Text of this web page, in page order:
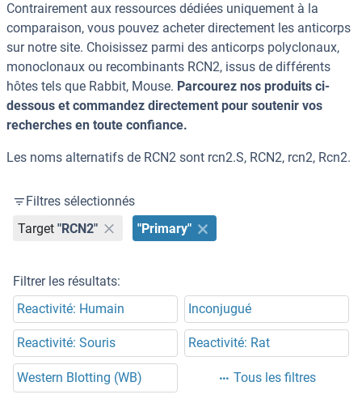
Contrairement aux ressources dédiées uniquement à la
comparaison, vous pouvez acheter directement les anticorps
sur notre site. Choisissez parmi des anticorps polyclonaux,
monoclonaux ou recombinants RCN2, issus de différents
hôtes tels que Rabbit, Mouse. Parcourez nos produits ci-
dessous et commandez directement pour soutenir vos
recherches en toute confiance.
Les noms alternatifs de RCN2 sont rcn2.S, RCN2, rcn2, Rcn2.
Filtres sélectionnés
Target "RCN2" "Primary"
Filtrer les résultats:
Reactivité: Humain
Inconjugué
Reactivité: Souris Reactivité: Rat
Western Blotting (WB) Tous les filtres